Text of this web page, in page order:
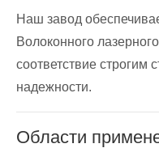
Наш завод
Волоконного
соответствие строгим
надежности.
Области